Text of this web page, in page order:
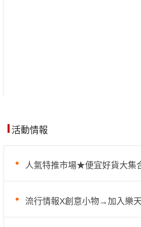
活動情報
人氣特推市場★便宜好貨大集
流行情報X創意小物→加入樂